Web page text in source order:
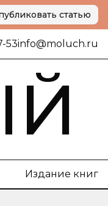
статью
53info@moluch.ru
Издание книг